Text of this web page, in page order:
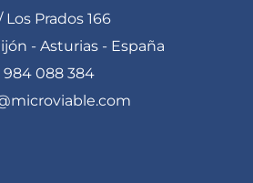
Los Prados 166
- Asturias - España
984 088 384